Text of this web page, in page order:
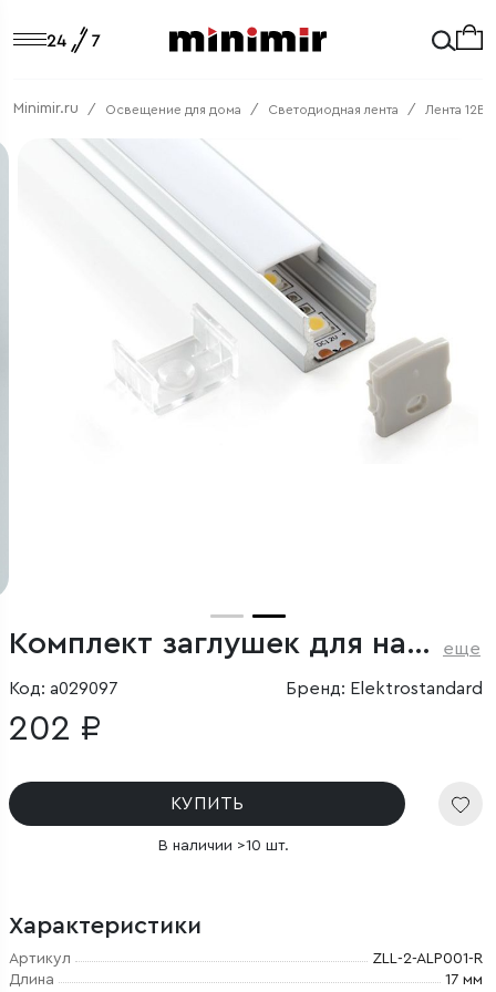
Minimir.ru Освещение для дома Светодиодная лента Лента 12В
Комплект заглушек для накладного алюминиевого профиля светодиодной ленты (10 пар) еще
Код: a029097 Бренд: Elektrostandard
202 ₽
КУПИТЬ
В наличии >10 шт.
Характеристики
Артикул
ZLL-2-ALP001-R
Длина
17 мм